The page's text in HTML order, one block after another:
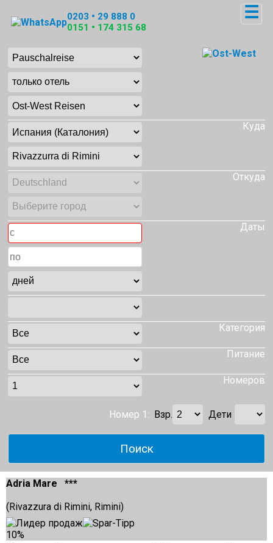
0203 • 29 888 0
0151 • 174 315 68
☰
Куда
Откуда
Даты
Категория
Питание
Номеров
Номер 1: Взр. Дети
Adria Mare ***
(Rivazzura di Rimini, Rimini)
10%